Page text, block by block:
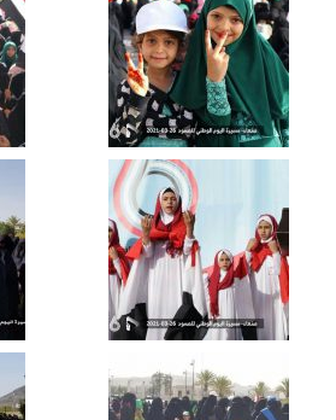
كليب قوة الله | فرقة أنصار
إحصائيات سبعة أعوام
الحربي 1443هـ
الإيجاز الصحفي
لحصاد سبعة أعوام
العدوان